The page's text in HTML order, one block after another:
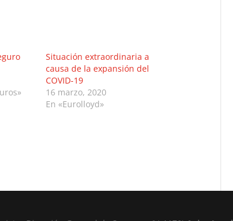
Situación extraordinaria a
causa de la expansión del
COVID-19
16 marzo, 2020
En «Eurolloyd»